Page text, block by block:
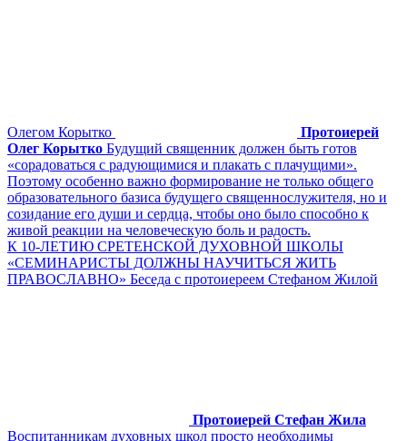
Олегом Корытко
Протоиерей
Олег Корытко Будущий священник должен быть готов
«сорадоваться с радующимися и плакать с плачущими».
Поэтому особенно важно формирование не только общего
образовательного базиса будущего священнослужителя, но и
созидание его души и сердца, чтобы оно было способно к
живой реакции на человеческую боль и радость.
К 10-ЛЕТИЮ СРЕТЕНСКОЙ ДУХОВНОЙ ШКОЛЫ
«СЕМИНАРИСТЫ ДОЛЖНЫ НАУЧИТЬСЯ ЖИТЬ
ПРАВОСЛАВНО» Беседа с протоиереем Стефаном Жилой
Протоиерей Стефан Жила
Воспитанникам духовных школ просто необходимы